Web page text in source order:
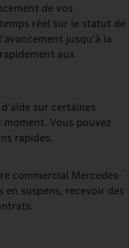
de vos
réel sur le statut de
jusqu'à la
aux
sur certaines
Vous pouvez
rapides.
commercial Mercedes-
en suspens, recevoir des